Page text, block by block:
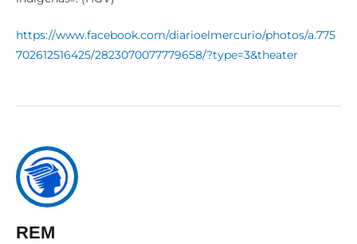
https://www.facebook.com/diarioelmercurio/photos/a.775
702612516425/2823070077779658/?type=3&theater
REM